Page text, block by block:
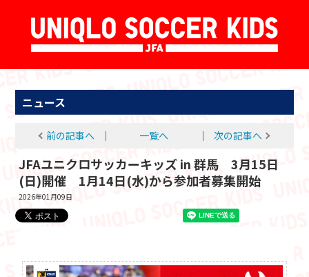
ニュース
前の記事へ │ 一覧へ │ 次の記事へ
JFAユニクロサッカーキッズ in 群馬 3月15日
(日)開催 1月14日(水)から参加者募集開始
2026年01月09日